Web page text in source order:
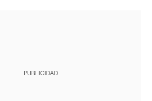
PUBLICIDAD